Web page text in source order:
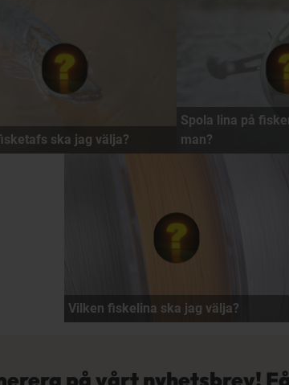
ska jag välja?
Spola lina på
man?
Vilken fiskelina ska jag välja?